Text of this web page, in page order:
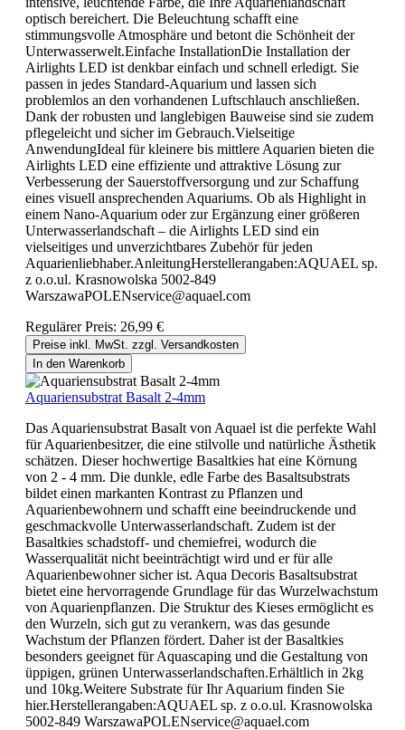
optisch bereichert. Die Beleuchtung schafft eine
stimmungsvolle Atmosphäre und betont die Schönheit der
Unterwasserwelt.Einfache InstallationDie Installation der
Airlights LED ist denkbar einfach und schnell erledigt. Sie
passen in jedes Standard-Aquarium und lassen sich
problemlos an den vorhandenen Luftschlauch anschließen.
Dank der robusten und langlebigen Bauweise sind sie zudem
pflegeleicht und sicher im Gebrauch.Vielseitige
AnwendungIdeal für kleinere bis mittlere Aquarien bieten die
Airlights LED eine effiziente und attraktive Lösung zur
Verbesserung der Sauerstoffversorgung und zur Schaffung
eines visuell ansprechenden Aquariums. Ob als Highlight in
einem Nano-Aquarium oder zur Ergänzung einer größeren
Unterwasserlandschaft – die Airlights LED sind ein
vielseitiges und unverzichtbares Zubehör für jeden
Aquarienliebhaber.AnleitungHerstellerangaben:AQUAEL sp.
z o.o.ul. Krasnowolska 5002-849
WarszawaPOLENservice@aquael.com
Regulärer Preis: 26,99 €
Preise inkl. MwSt. zzgl. Versandkosten
In den Warenkorb
Aquariensubstrat Basalt 2-4mm
Das Aquariensubstrat Basalt von Aquael ist die perfekte Wahl
für Aquarienbesitzer, die eine stilvolle und natürliche Ästhetik
schätzen. Dieser hochwertige Basaltkies hat eine Körnung
von 2 - 4 mm. Die dunkle, edle Farbe des Basaltsubstrats
bildet einen markanten Kontrast zu Pflanzen und
Aquarienbewohnern und schafft eine beeindruckende und
geschmackvolle Unterwasserlandschaft. Zudem ist der
Basaltkies schadstoff- und chemiefrei, wodurch die
Wasserqualität nicht beeinträchtigt wird und er für alle
Aquarienbewohner sicher ist. Aqua Decoris Basaltsubstrat
bietet eine hervorragende Grundlage für das Wurzelwachstum
von Aquarienpflanzen. Die Struktur des Kieses ermöglicht es
den Wurzeln, sich gut zu verankern, was das gesunde
Wachstum der Pflanzen fördert. Daher ist der Basaltkies
besonders geeignet für Aquascaping und die Gestaltung von
üppigen, grünen Unterwasserlandschaften.Erhältlich in 2kg
und 10kg.Weitere Substrate für Ihr Aquarium finden Sie
hier.Herstellerangaben:AQUAEL sp. z o.o.ul. Krasnowolska
5002-849 WarszawaPOLENservice@aquael.com